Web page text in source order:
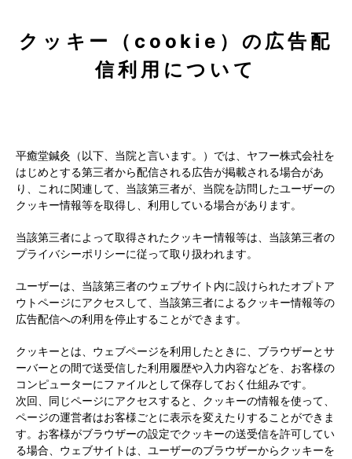
クッキー（cookie）の広告配
信利用について
平癒堂鍼灸（以下、当院と言います。）では、ヤフー株式会社を
はじめとする第三者から配信される広告が掲載される場合があ
り、これに関連して、当該第三者が、当院を訪問したユーザーの
クッキー情報等を取得し、利用している場合があります。
当該第三者によって取得されたクッキー情報等は、当該第三者の
プライバシーポリシーに従って取り扱われます。
ユーザーは、当該第三者のウェブサイト内に設けられたオプトア
ウトページにアクセスして、当該第三者によるクッキー情報等の
広告配信への利用を停止することができます。
クッキーとは、ウェブページを利用したときに、ブラウザーとサ
ーバーとの間で送受信した利用履歴や入力内容などを、お客様の
コンピューターにファイルとして保存しておく仕組みです。
次回、同じページにアクセスすると、クッキーの情報を使って、
ページの運営者はお客様ごとに表示を変えたりすることができま
す。お客様がブラウザーの設定でクッキーの送受信を許可してい
る場合、ウェブサイトは、ユーザーのブラウザーからクッキーを